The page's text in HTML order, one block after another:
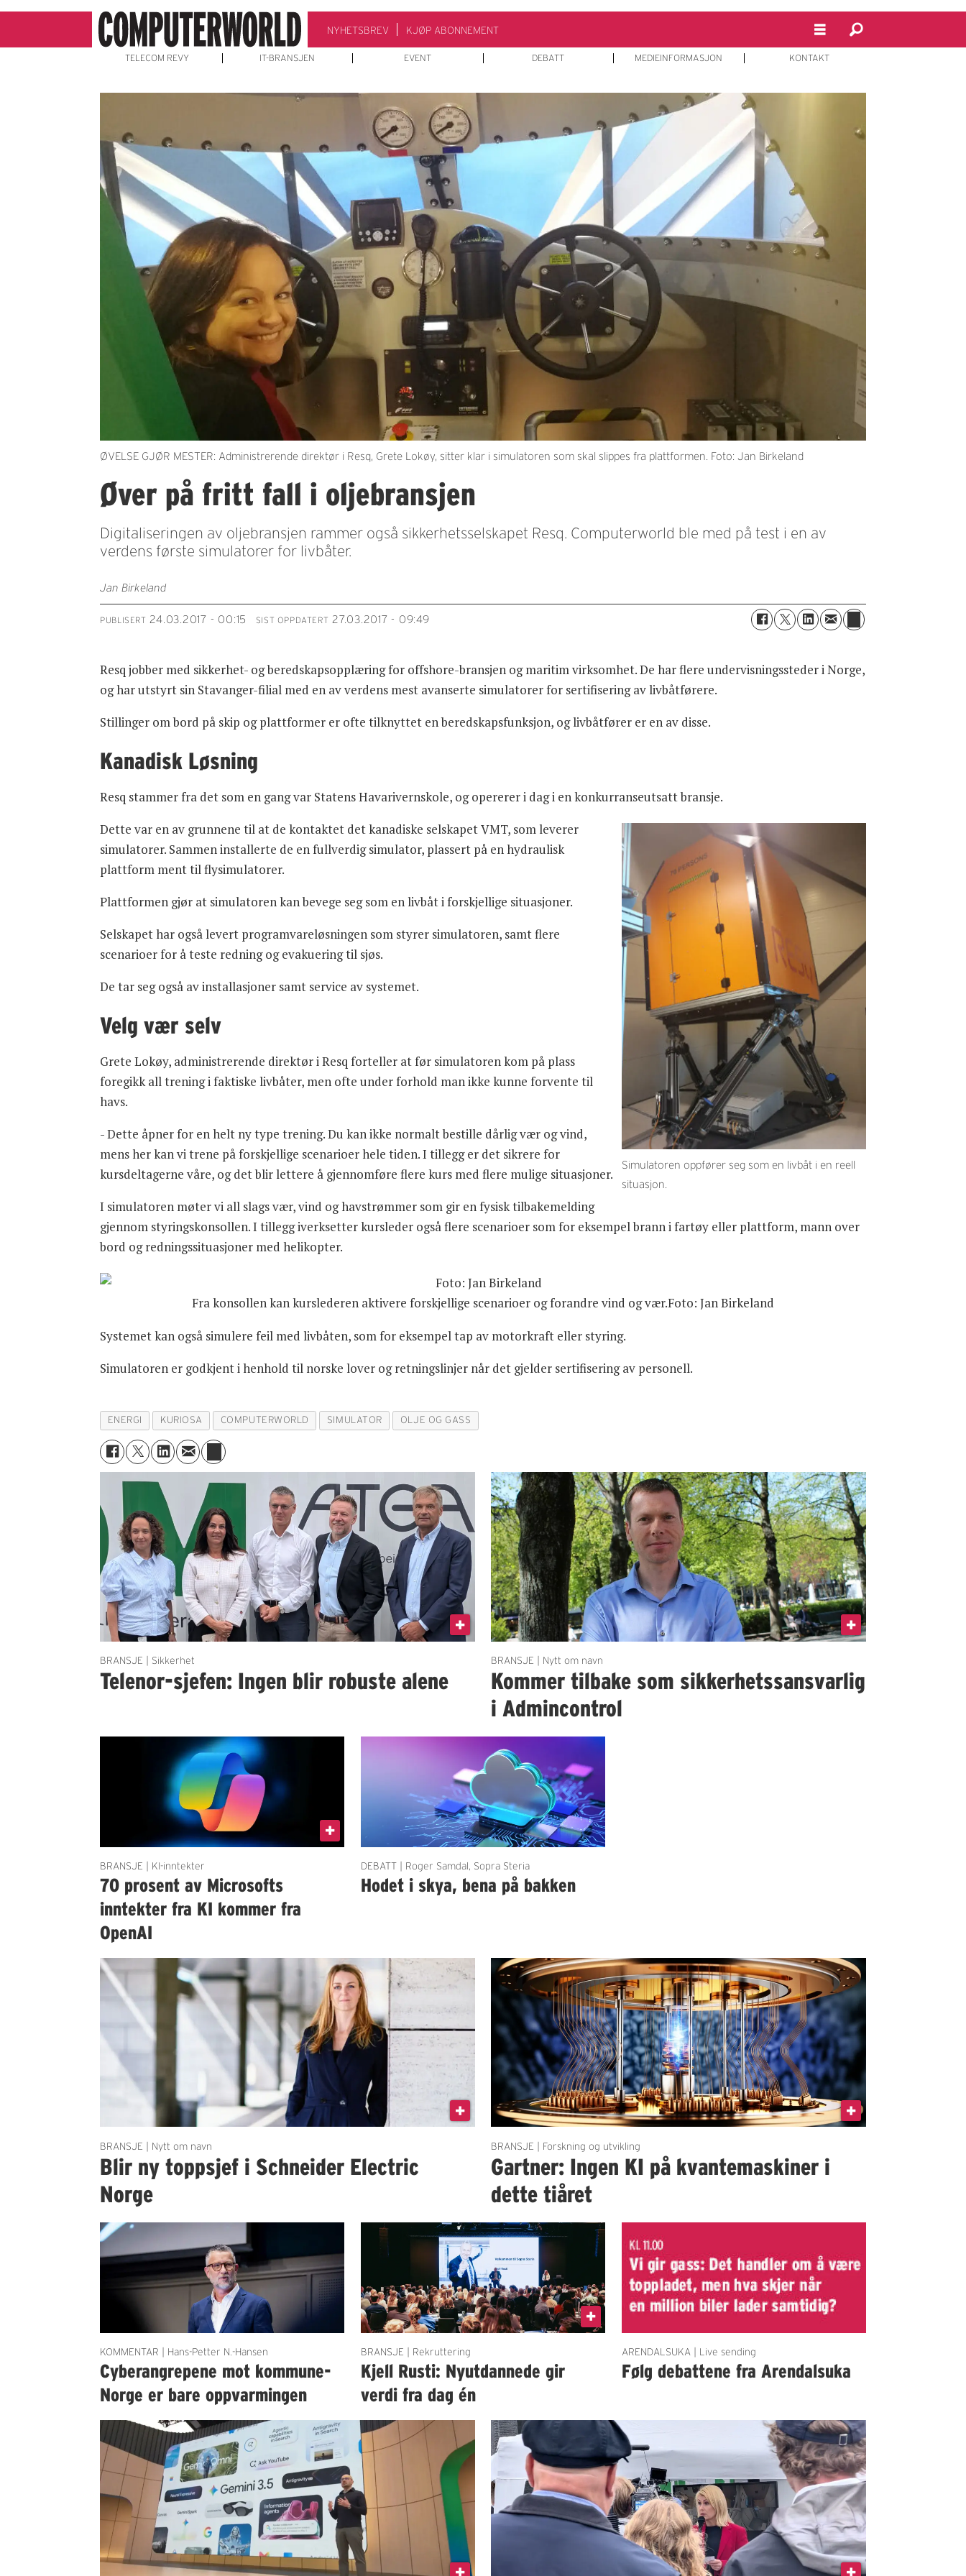
NYHETSBREV KJØP ABONNEMENT
TELECOM REVY IT-BRANSJEN EVENT DEBATT MEDIEINFORMASJON KONTAKT
ØVELSE GJØR MESTER: Administrerende direktør i Resq, Grete Lokøy, sitter klar i simulatoren som skal slippes fra plattformen. Foto: Jan Birkeland
Øver på fritt fall i oljebransjen
Digitaliseringen av oljebransjen rammer også sikkerhetsselskapet Resq. Computerworld ble med på test i en av
verdens første simulatorer for livbåter.
Jan Birkeland
PUBLISERT 24.03.2017 - 00:15 SIST OPPDATERT 27.03.2017 - 09:49
Resq jobber med sikkerhet- og beredskapsopplæring for offshore-bransjen og maritim virksomhet. De har flere undervisningssteder i Norge,
og har utstyrt sin Stavanger-filial med en av verdens mest avanserte simulatorer for sertifisering av livbåtførere.
Stillinger om bord på skip og plattformer er ofte tilknyttet en beredskapsfunksjon, og livbåtfører er en av disse.
Kanadisk Løsning
Resq stammer fra det som en gang var Statens Havarivernskole, og opererer i dag i en konkurranseutsatt bransje.
Simulatoren oppfører seg som en livbåt i en reell
situasjon.
Dette var en av grunnene til at de kontaktet det kanadiske selskapet VMT, som leverer
simulatorer. Sammen installerte de en fullverdig simulator, plassert på en hydraulisk
plattform ment til flysimulatorer.
Plattformen gjør at simulatoren kan bevege seg som en livbåt i forskjellige situasjoner.
Selskapet har også levert programvareløsningen som styrer simulatoren, samt flere
scenarioer for å teste redning og evakuering til sjøs.
De tar seg også av installasjoner samt service av systemet.
Velg vær selv
Grete Lokøy, administrerende direktør i Resq forteller at før simulatoren kom på plass
foregikk all trening i faktiske livbåter, men ofte under forhold man ikke kunne forvente til
havs.
- Dette åpner for en helt ny type trening. Du kan ikke normalt bestille dårlig vær og vind,
mens her kan vi trene på forskjellige scenarioer hele tiden. I tillegg er det sikrere for
kursdeltagerne våre, og det blir lettere å gjennomføre flere kurs med flere mulige situasjoner.
I simulatoren møter vi all slags vær, vind og havstrømmer som gir en fysisk tilbakemelding
gjennom styringskonsollen. I tillegg iverksetter kursleder også flere scenarioer som for eksempel brann i fartøy eller plattform, mann over
bord og redningssituasjoner med helikopter.
Fra konsollen kan kurslederen aktivere forskjellige scenarioer og forandre vind og vær.Foto: Jan Birkeland
Systemet kan også simulere feil med livbåten, som for eksempel tap av motorkraft eller styring.
Simulatoren er godkjent i henhold til norske lover og retningslinjer når det gjelder sertifisering av personell.
ENERGI KURIOSA COMPUTERWORLD SIMULATOR OLJE OG GASS
BRANSJE | Sikkerhet
Telenor-sjefen: Ingen blir robuste alene
BRANSJE | Nytt om navn
Kommer tilbake som sikkerhetssansvarlig
i Admincontrol
BRANSJE | KI-inntekter
70 prosent av Microsofts
inntekter fra KI kommer fra
OpenAI
DEBATT | Roger Samdal, Sopra Steria
Hodet i skya, bena på bakken
BRANSJE | Nytt om navn
Blir ny toppsjef i Schneider Electric
Norge
BRANSJE | Forskning og utvikling
Gartner: Ingen KI på kvantemaskiner i
dette tiåret
KOMMENTAR | Hans-Petter N.-Hansen
Cyberangrepene mot kommune-
Norge er bare oppvarmingen
BRANSJE | Rekruttering
Kjell Rusti: Nyutdannede gir
verdi fra dag én
ARENDALSUKA | Live sending
Følg debattene fra Arendalsuka